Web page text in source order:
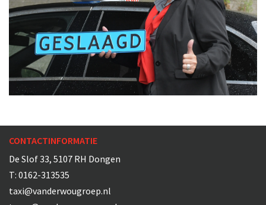
CONTACTINFORMATIE
De Slof 33, 5107 RH Dongen
T: 0162-313535
taxi@vanderwougroep.nl